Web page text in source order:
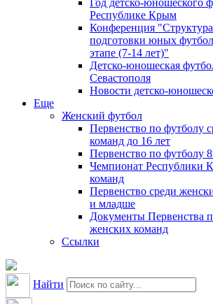
Год детско-юношеского
Республике Крым
Конференция
подготовки юных
этапе (7-14 лет)"
Детско-юношеская
Севастополя
Новости детско-
Еще
Женский футбол
Первенство по футболу
команд до 16 лет
Первенство по футболу
Чемпионат Республики
команд
Первенство среди
и младше
Документы Первенства
женских команд
Ссылки
Найти